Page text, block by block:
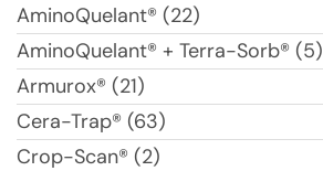
AminoQuelant® (22)
AminoQuelant® + Terra-Sorb® (5)
Armurox® (21)
Cera-Trap® (63)
Crop-Scan® (2)